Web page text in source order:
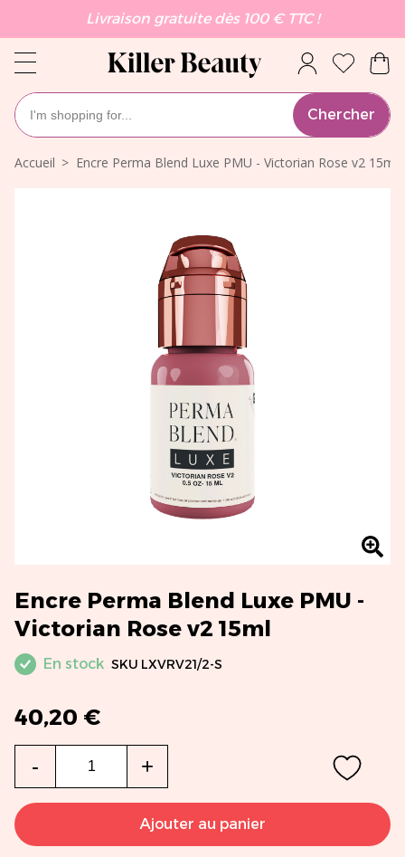
Livraison gratuite dès 100 € TTC !
Chercher
Accueil Encre Perma Blend Luxe PMU - Victorian Rose v2 15ml
Encre Perma Blend Luxe PMU -
Victorian Rose v2 15ml
En stock SKU LXVRV21/2-S
40,20 €
- +
Ajouter au panier